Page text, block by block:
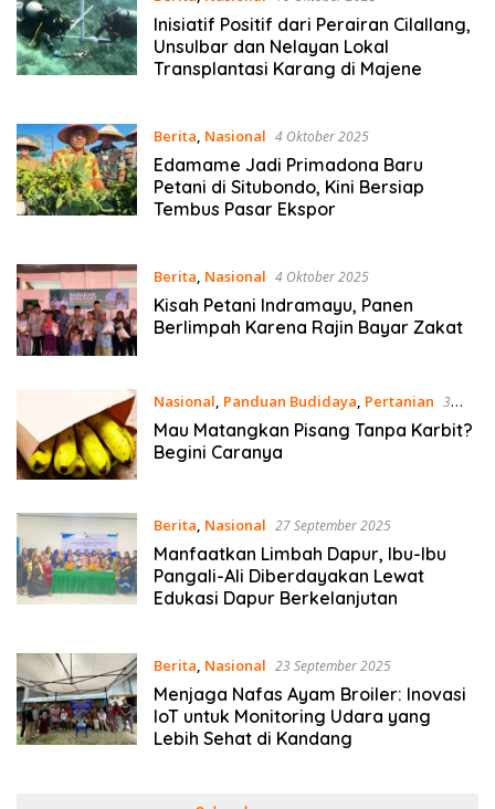
Inisiatif Positif dari Perairan Cilallang,
Unsulbar dan Nelayan Lokal
Transplantasi Karang di Majene
Berita, Nasional 4 Oktober 2025
Edamame Jadi Primadona Baru
Petani di Situbondo, Kini Bersiap
Tembus Pasar Ekspor
Berita, Nasional 4 Oktober 2025
Kisah Petani Indramayu, Panen
Berlimpah Karena Rajin Bayar Zakat
Nasional Panduan Budidaya Pertanian 3
Oktober 2025
Mau Matangkan Pisang Tanpa Karbit?
Begini Caranya
Berita, Nasional 27 September 2025
Manfaatkan Limbah Dapur, Ibu-Ibu
Pangali-Ali Diberdayakan Lewat
Edukasi Dapur Berkelanjutan
Berita, Nasional 23 September 2025
Menjaga Nafas Ayam Broiler: Inovasi
IoT untuk Monitoring Udara yang
Lebih Sehat di Kandang